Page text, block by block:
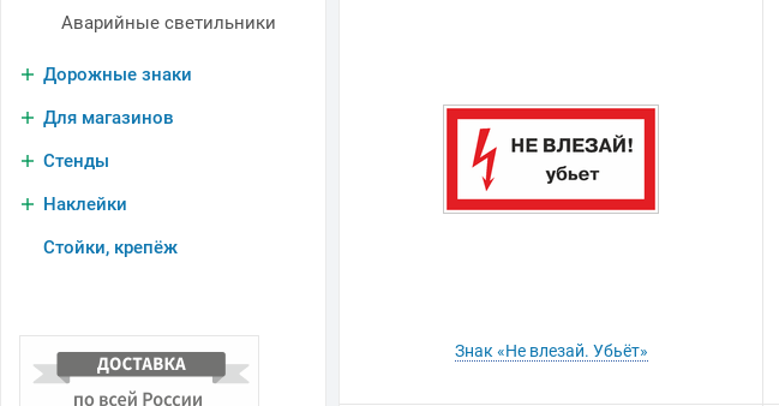
Аварийные светильники
Дорожные знаки
Для магазинов
Стенды
Наклейки
Стойки, крепёж
Знак «Не влезай. Убьёт»